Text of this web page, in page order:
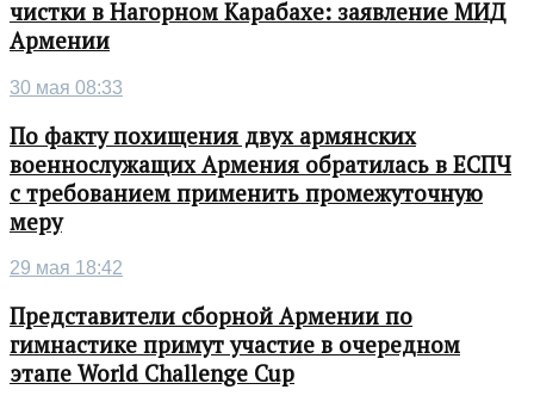
чистки в Нагорном Карабахе: заявление МИД
Армении
30 мая 08:33
По факту похищения двух армянских
военнослужащих Армения обратилась в ЕСПЧ
с требованием применить промежуточную
меру
29 мая 18:42
Представители сборной Армении по
гимнастике примут участие в очередном
этапе World Challenge Cup